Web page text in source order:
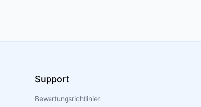
Support
Bewertungsrichtlinien